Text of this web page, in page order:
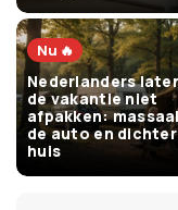
Nu 🔥
Nederlanders
de vakantie niet
afpakken:
de auto en
huis